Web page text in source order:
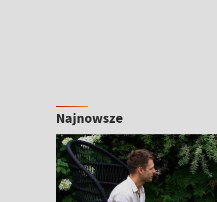
Najnowsze